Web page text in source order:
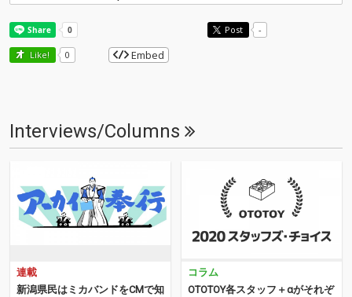
Post -
Like! 0 Embed
Interviews/Columns
連載
新潟県民はミカバンドをCMで知
コラム
OTOTOY各スタッフ＋αがそれぞ